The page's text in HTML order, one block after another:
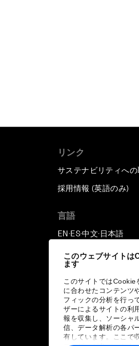
このウェブサイトは
ます
このサイトではCookie
に合わせたコンテンツ
フィックの分析を行っ
ザーによるサイトの利
報を収集し、ソーシャ
信、データ解析の各パ
有しています。ここで
リンク
サステナビリティへ
採用情報 (英語のみ)
言語
EN ▪ ES▪中文▪ 日本語